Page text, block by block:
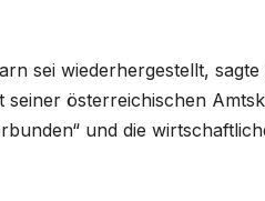
sei wiederhergestellt,
österreichischen
und die